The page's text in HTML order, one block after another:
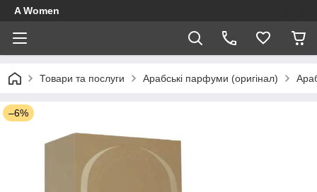
A Women
Товари та послуги Арабські парфуми (оригінал)
–6%